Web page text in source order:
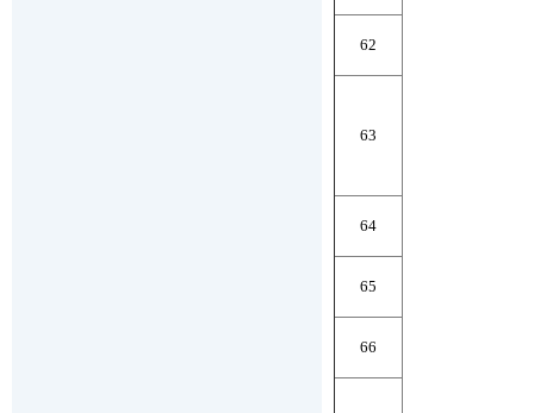
62
63
64
65
66